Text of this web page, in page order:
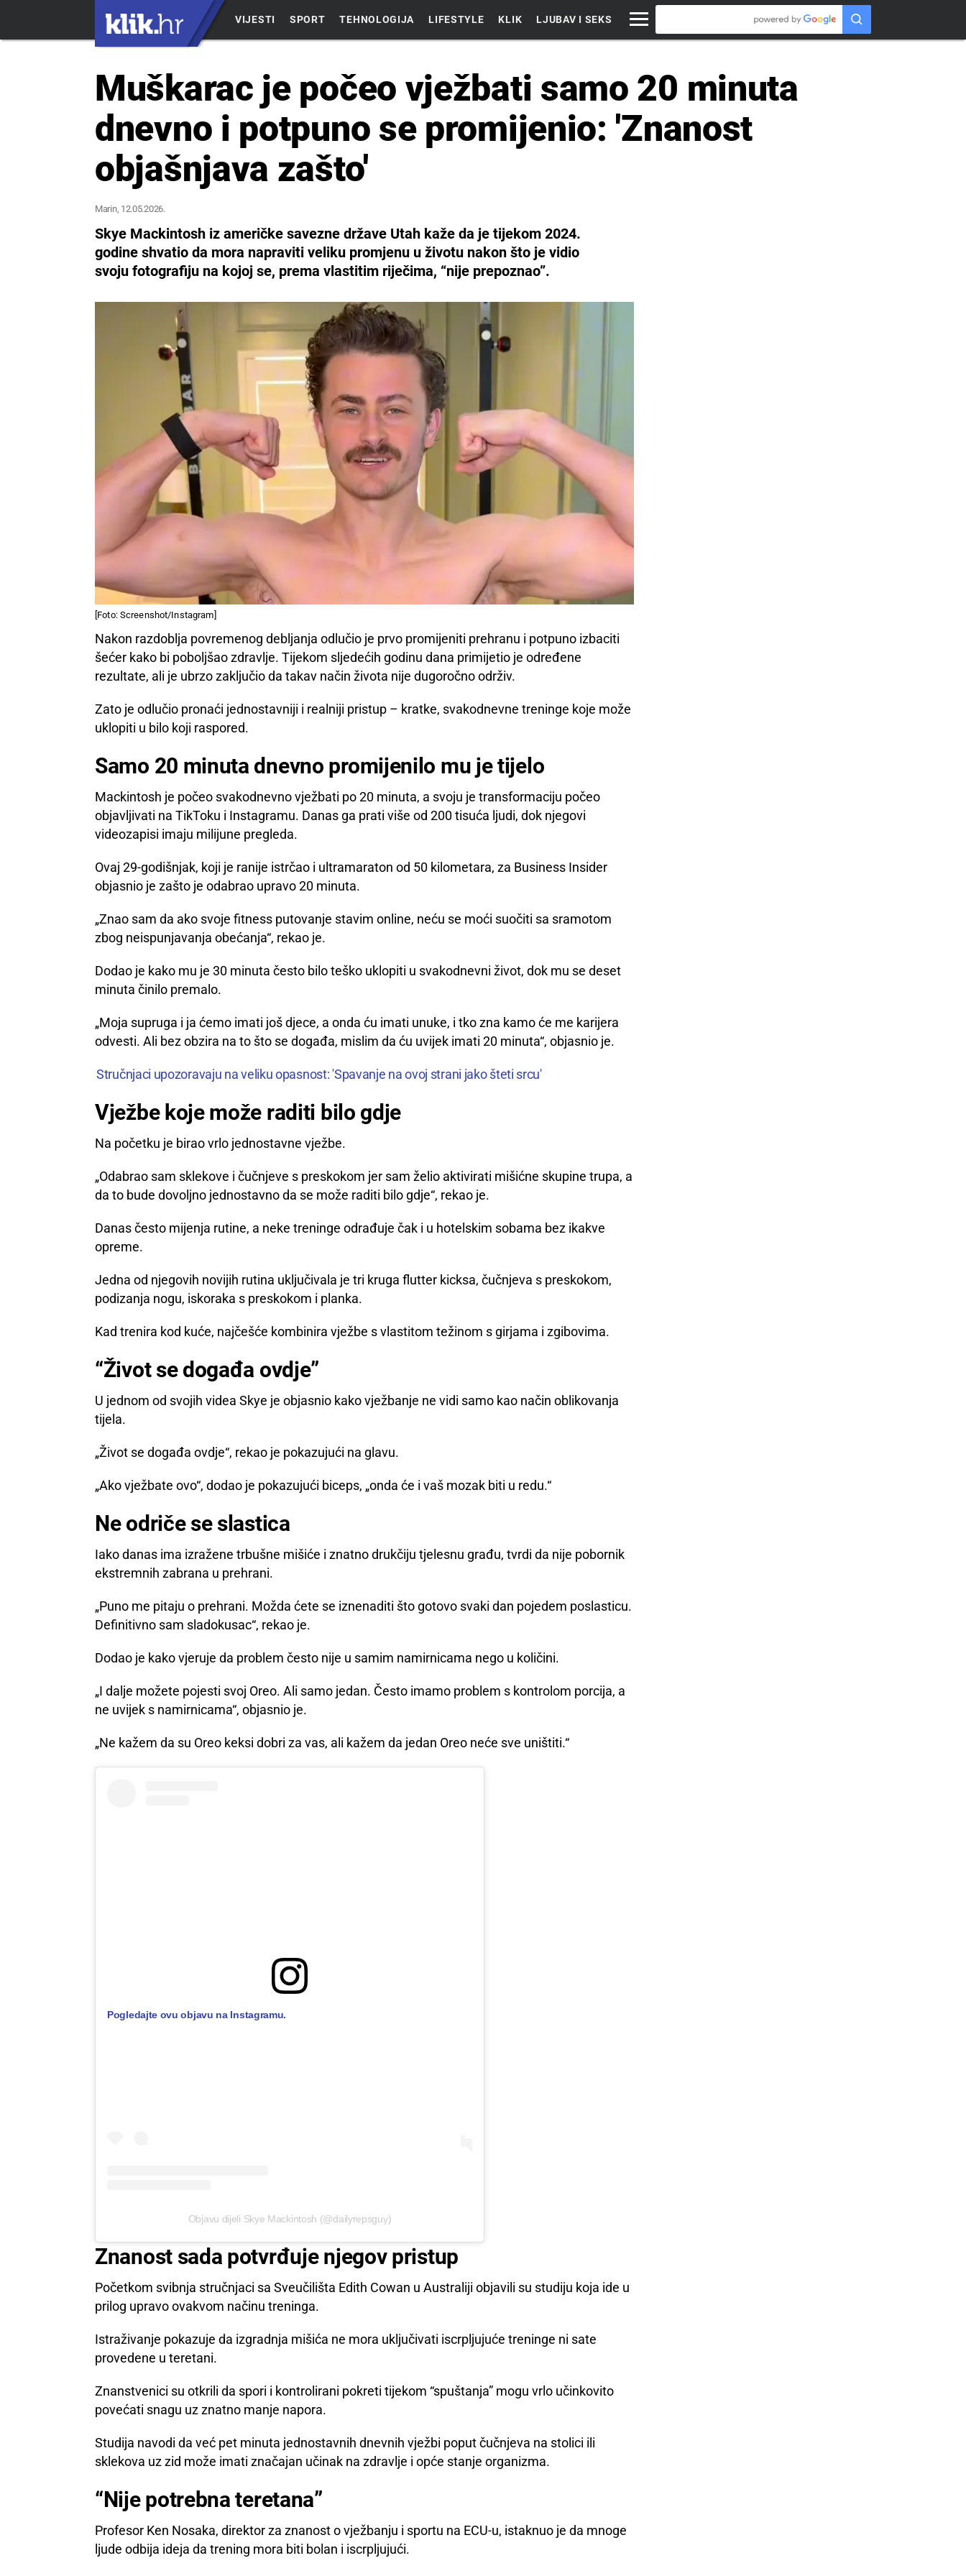
VIJESTI SPORT TEHNOLOGIJA LIFESTYLE KLIK LJUBAV I SEKS
Muškarac je počeo vježbati samo 20 minuta
dnevno i potpuno se promijenio: 'Znanost
objašnjava zašto'
Marin, 12.05.2026.
Skye Mackintosh iz američke savezne države Utah kaže da je tijekom 2024.
godine shvatio da mora napraviti veliku promjenu u životu nakon što je vidio
svoju fotografiju na kojoj se, prema vlastitim riječima, “nije prepoznao”.
[Foto: Screenshot/Instagram]
Nakon razdoblja povremenog debljanja odlučio je prvo promijeniti prehranu i potpuno izbaciti
šećer kako bi poboljšao zdravlje. Tijekom sljedećih godinu dana primijetio je određene
rezultate, ali je ubrzo zaključio da takav način života nije dugoročno održiv.
Zato je odlučio pronaći jednostavniji i realniji pristup – kratke, svakodnevne treninge koje može
uklopiti u bilo koji raspored.
Samo 20 minuta dnevno promijenilo mu je tijelo
Mackintosh je počeo svakodnevno vježbati po 20 minuta, a svoju je transformaciju počeo
objavljivati na TikToku i Instagramu. Danas ga prati više od 200 tisuća ljudi, dok njegovi
videozapisi imaju milijune pregleda.
Ovaj 29-godišnjak, koji je ranije istrčao i ultramaraton od 50 kilometara, za Business Insider
objasnio je zašto je odabrao upravo 20 minuta.
„Znao sam da ako svoje fitness putovanje stavim online, neću se moći suočiti sa sramotom
zbog neispunjavanja obećanja“, rekao je.
Dodao je kako mu je 30 minuta često bilo teško uklopiti u svakodnevni život, dok mu se deset
minuta činilo premalo.
„Moja supruga i ja ćemo imati još djece, a onda ću imati unuke, i tko zna kamo će me karijera
odvesti. Ali bez obzira na to što se događa, mislim da ću uvijek imati 20 minuta“, objasnio je.
Stručnjaci upozoravaju na veliku opasnost: 'Spavanje na ovoj strani jako šteti srcu'
Vježbe koje može raditi bilo gdje
Na početku je birao vrlo jednostavne vježbe.
„Odabrao sam sklekove i čučnjeve s preskokom jer sam želio aktivirati mišićne skupine trupa, a
da to bude dovoljno jednostavno da se može raditi bilo gdje“, rekao je.
Danas često mijenja rutine, a neke treninge odrađuje čak i u hotelskim sobama bez ikakve
opreme.
Jedna od njegovih novijih rutina uključivala je tri kruga flutter kicksa, čučnjeva s preskokom,
podizanja nogu, iskoraka s preskokom i planka.
Kad trenira kod kuće, najčešće kombinira vježbe s vlastitom težinom s girjama i zgibovima.
“Život se događa ovdje”
U jednom od svojih videa Skye je objasnio kako vježbanje ne vidi samo kao način oblikovanja
tijela.
„Život se događa ovdje“, rekao je pokazujući na glavu.
„Ako vježbate ovo“, dodao je pokazujući biceps, „onda će i vaš mozak biti u redu.“
Ne odriče se slastica
Iako danas ima izražene trbušne mišiće i znatno drukčiju tjelesnu građu, tvrdi da nije pobornik
ekstremnih zabrana u prehrani.
„Puno me pitaju o prehrani. Možda ćete se iznenaditi što gotovo svaki dan pojedem poslasticu.
Definitivno sam sladokusac“, rekao je.
Dodao je kako vjeruje da problem često nije u samim namirnicama nego u količini.
„I dalje možete pojesti svoj Oreo. Ali samo jedan. Često imamo problem s kontrolom porcija, a
ne uvijek s namirnicama“, objasnio je.
„Ne kažem da su Oreo keksi dobri za vas, ali kažem da jedan Oreo neće sve uništiti.“
Pogledajte ovu objavu na Instagramu.
Objavu dijeli Skye Mackintosh (@dailyrepsguy)
Znanost sada potvrđuje njegov pristup
Početkom svibnja stručnjaci sa Sveučilišta Edith Cowan u Australiji objavili su studiju koja ide u
prilog upravo ovakvom načinu treninga.
Istraživanje pokazuje da izgradnja mišića ne mora uključivati iscrpljujuće treninge ni sate
provedene u teretani.
Znanstvenici su otkrili da spori i kontrolirani pokreti tijekom “spuštanja” mogu vrlo učinkovito
povećati snagu uz znatno manje napora.
Studija navodi da već pet minuta jednostavnih dnevnih vježbi poput čučnjeva na stolici ili
sklekova uz zid može imati značajan učinak na zdravlje i opće stanje organizma.
“Nije potrebna teretana”
Profesor Ken Nosaka, direktor za znanost o vježbanju i sportu na ECU-u, istaknuo je da mnoge
ljude odbija ideja da trening mora biti bolan i iscrpljujući.